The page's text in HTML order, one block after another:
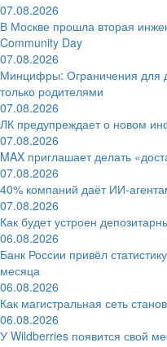
07.08.2026
В Москве прошла вторая
Community Day
07.08.2026
Минцифры: Ограничения для
только родителями
07.08.2026
ЛК предупреждает о новом
07.08.2026
MAX приглашает делать
07.08.2026
40% компаний даёт
07.08.2026
Как будет устроен
06.08.2026
Банк России привёл
месяца
06.08.2026
Как магистральная сеть
06.08.2026
У Wildberries появится свой